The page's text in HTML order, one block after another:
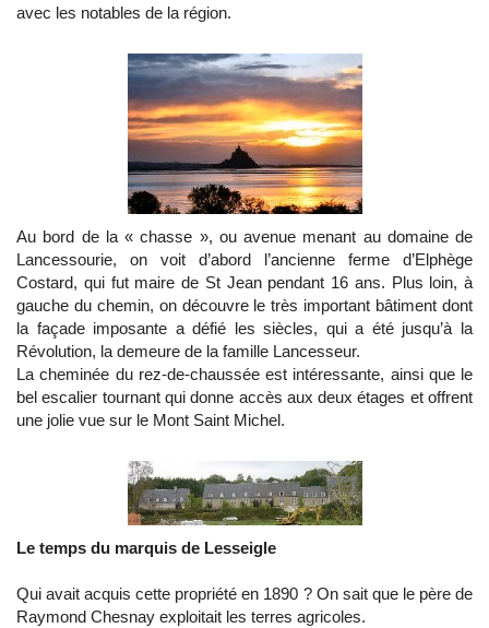
avec les notables de la région.
Au bord de la « chasse », ou avenue menant au domaine de
Lancessourie, on voit d’abord l’ancienne ferme d’Elphège
Costard, qui fut maire de St Jean pendant 16 ans. Plus loin, à
gauche du chemin, on découvre le très important bâtiment dont
la façade imposante a défié les siècles, qui a été jusqu’à la
Révolution, la demeure de la famille Lancesseur.
La cheminée du rez-de-chaussée est intéressante, ainsi que le
bel escalier tournant qui donne accès aux deux étages et offrent
une jolie vue sur le Mont Saint Michel.
Le temps du marquis de Lesseigle
Qui avait acquis cette propriété en 1890 ? On sait que le père de
Raymond Chesnay exploitait les terres agricoles.